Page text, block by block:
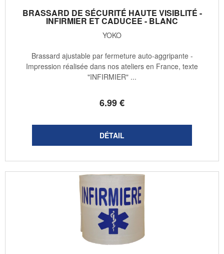
BRASSARD DE SÉCURITÉ HAUTE VISIBLITÉ -
INFIRMIER ET CADUCEE - BLANC
YOKO
6.99€
Brassard ajustable par fermeture auto-aggripante -
Impression réalisée dans nos ateliers en France, texte
"INFIRMIER" ...